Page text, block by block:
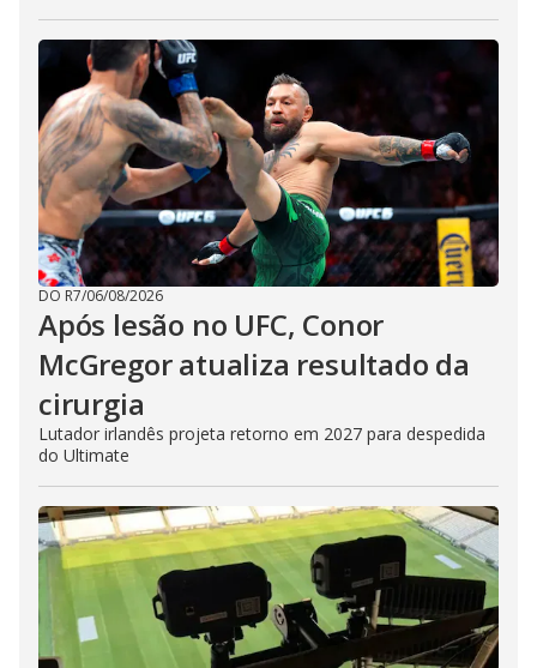
DO R7/06/08/2026
Após lesão no UFC, Conor
McGregor atualiza resultado da
cirurgia
Lutador irlandês projeta retorno em 2027 para despedida
do Ultimate